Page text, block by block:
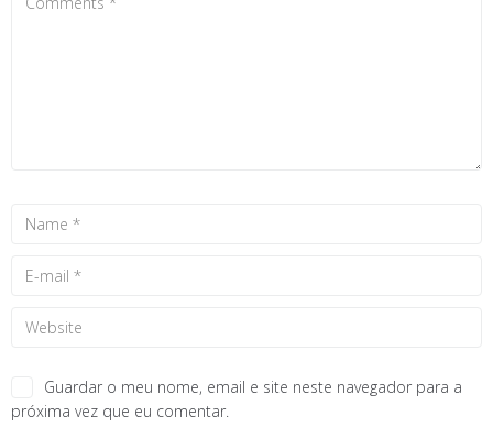
Guardar o meu nome, email e site neste navegador para a
próxima vez que eu comentar.